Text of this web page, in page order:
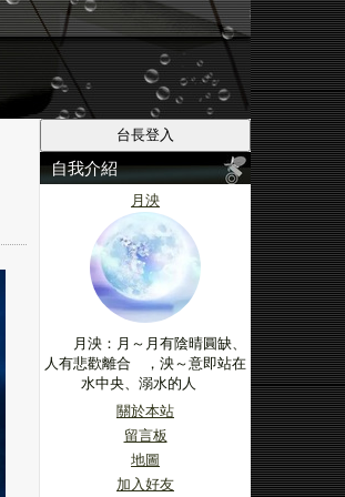
自我介紹
月泱
月泱：月～月有陰晴圓缺、
人有悲歡離合 ，泱～意即站在
水中央、溺水的人
關於本站
留言板
地圖
加入好友